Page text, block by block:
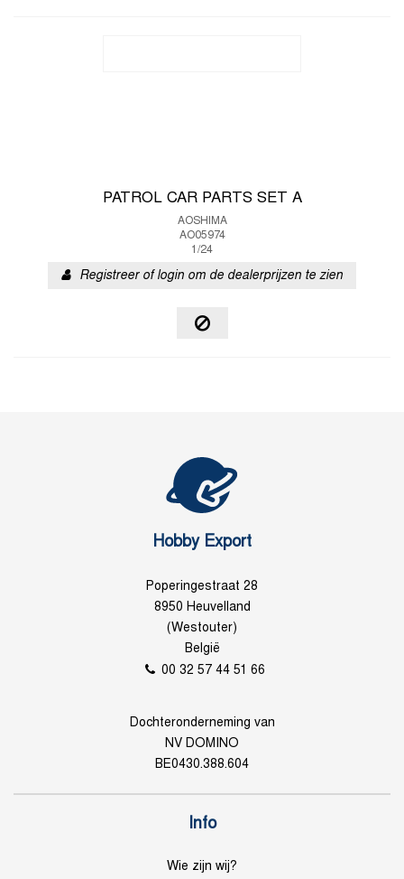
PATROL CAR PARTS SET A
AOSHIMA
AO05974
1/24
Registreer of login om de dealerprijzen te zien
Hobby Export
Poperingestraat 28
8950 Heuvelland
(Westouter)
België
00 32 57 44 51 66
Dochteronderneming van
NV DOMINO
BE0430.388.604
Info
Wie zijn wij?